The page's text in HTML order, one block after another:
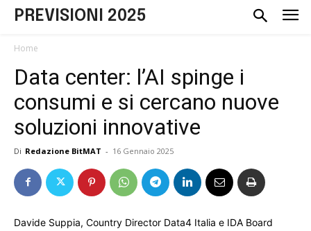
PREVISIONI 2025
Home
Data center: l’AI spinge i
consumi e si cercano nuove
soluzioni innovative
Di Redazione BitMAT - 16 Gennaio 2025
Davide Suppia, Country Director Data4 Italia e IDA Board